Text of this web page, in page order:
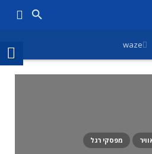
waze
מפסקי רגל